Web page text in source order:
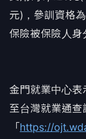
元)，參訓資格
保險被保險人身
金門就業中心
至台灣就業通查
「https://